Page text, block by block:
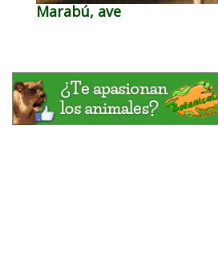
Marabú, ave